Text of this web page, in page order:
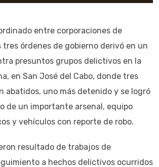
entre corporaciones de
tres órdenes de gobierno derivó en un
presuntos grupos delictivos en la
en San José del Cabo, donde tres
abatidos, uno más detenido y se logró
de un importante arsenal, equipo
y vehículos con reporte de robo.
resultado de trabajos de
a hechos delictivos ocurridos